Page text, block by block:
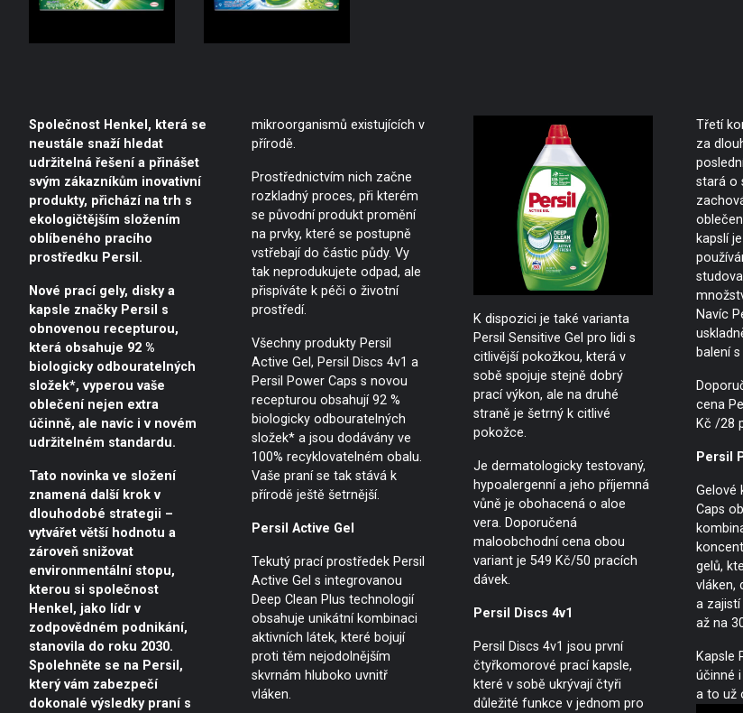
Společnost Henkel, která se
neustále snaží hledat
udržitelná řešení a přinášet
svým zákazníkům inovativní
produkty, přichází na trh s
ekologičtějším složením
oblíbeného pracího
prostředku Persil.
Nové prací gely, disky a
kapsle značky Persil s
obnovenou recepturou,
která obsahuje 92 %
biologicky odbouratelných
složek*, vyperou vaše
oblečení nejen extra
účinně, ale navíc i v novém
udržitelném standardu.
Tato novinka ve složení
znamená další krok v
dlouhodobé strategii –
vytvářet větší hodnotu a
zároveň snižovat
environmentální stopu,
kterou si společnost
Henkel, jako lídr v
zodpovědném podnikání,
stanovila do roku 2030.
Spolehněte se na Persil,
který vám zabezpečí
dokonalé výsledky praní s
mikroorganismů existujících v
přírodě.
Prostřednictvím nich začne
rozkladný proces, při kterém
se původní produkt promění
na prvky, které se postupně
vstřebají do částic půdy. Vy
tak neprodukujete odpad, ale
přispíváte k péči o životní
prostředí.
Všechny produkty Persil
Active Gel, Persil Discs 4v1 a
Persil Power Caps s novou
recepturou obsahují 92 %
biologicky odbouratelných
složek* a jsou dodávány ve
100% recyklovatelném obalu.
Vaše praní se tak stává k
přírodě ještě šetrnější.
Persil Active Gel
Tekutý prací prostředek Persil
Active Gel s integrovanou
Deep Clean Plus technologií
obsahuje unikátní kombinaci
aktivních látek, které bojují
proti těm nejodolnějším
skvrnám hluboko uvnitř
vláken.
K dispozici je také varianta
Persil Sensitive Gel pro lidi s
citlivější pokožkou, která v
sobě spojuje stejně dobrý
prací výkon, ale na druhé
straně je šetrný k citlivé
pokožce.
Je dermatologicky testovaný,
hypoalergenní a jeho příjemná
vůně je obohacená o aloe
vera. Doporučená
maloobchodní cena obou
variant je 549 Kč/50 pracích
dávek.
Persil Discs 4v1
Persil Discs 4v1 jsou první
čtyřkomorové prací kapsle,
které v sobě ukrývají čtyři
důležité funkce v jednom pro
Třetí
za
stará o
kapslí
Navíc
balení
cena
Kč /28
Persil
Gelové
Caps
gelů,
vláken,
a zajistí
až na
Kapsle
účinné
a to už